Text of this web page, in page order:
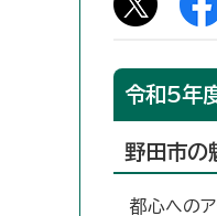
令和5年
野田市の
都心への